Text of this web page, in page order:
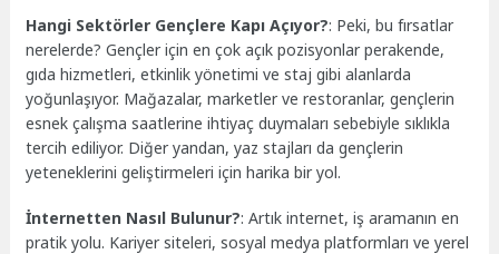
Hangi Sektörler Gençlere Kapı Açıyor?: Peki, bu fırsatlar
nerelerde? Gençler için en çok açık pozisyonlar perakende,
gıda hizmetleri, etkinlik yönetimi ve staj gibi alanlarda
yoğunlaşıyor. Mağazalar, marketler ve restoranlar, gençlerin
esnek çalışma saatlerine ihtiyaç duymaları sebebiyle sıklıkla
tercih ediliyor. Diğer yandan, yaz stajları da gençlerin
yeteneklerini geliştirmeleri için harika bir yol.
İnternetten Nasıl Bulunur?: Artık internet, iş aramanın en
pratik yolu. Kariyer siteleri, sosyal medya platformları ve yerel